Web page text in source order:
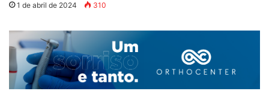
1 de abril de 2024 310